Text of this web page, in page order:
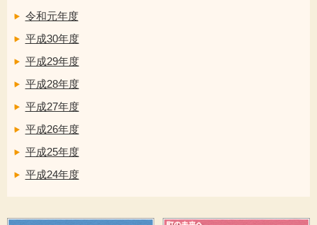
令和元年度
平成30年度
平成29年度
平成28年度
平成27年度
平成26年度
平成25年度
平成24年度